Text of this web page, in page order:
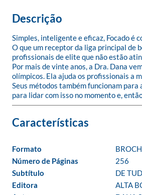
Descrição
Simples, inteligente e eficaz, Focado é
O que um receptor da liga principal de
profissionais de elite que não estão
Por mais de vinte anos, a Dra. Dana
olímpicos. Ela ajuda os profissionais a
Seus métodos também funcionam
para lidar com isso no momento e,
Formato
Número de Páginas
256
Subtítulo
DE
Editora
ALTA